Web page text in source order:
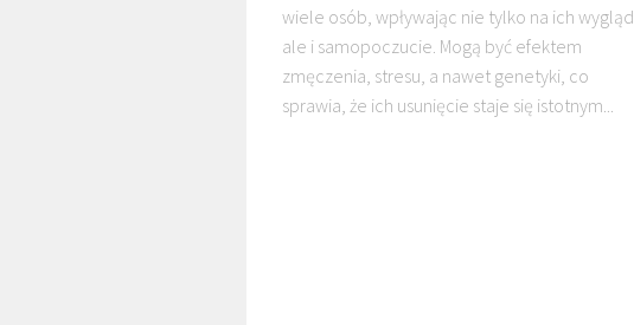
wiele osób, wpływając nie tylko na ich wygląd,
ale i samopoczucie. Mogą być efektem
zmęczenia, stresu, a nawet genetyki, co
sprawia, że ich usunięcie staje się istotnym...